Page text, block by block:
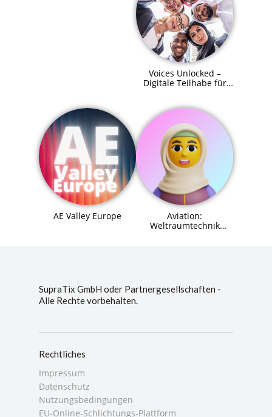
Voices Unlocked –
Digitale Teilhabe für
AE Valley Europe
Aviation:
Weltraumtechnik
SupraTix GmbH oder Partnergesellschaften -
Alle Rechte vorbehalten.
Rechtliches
Impressum
Datenschutz
Nutzungsbedingungen
EU-Online-Schlichtungs-Plattform